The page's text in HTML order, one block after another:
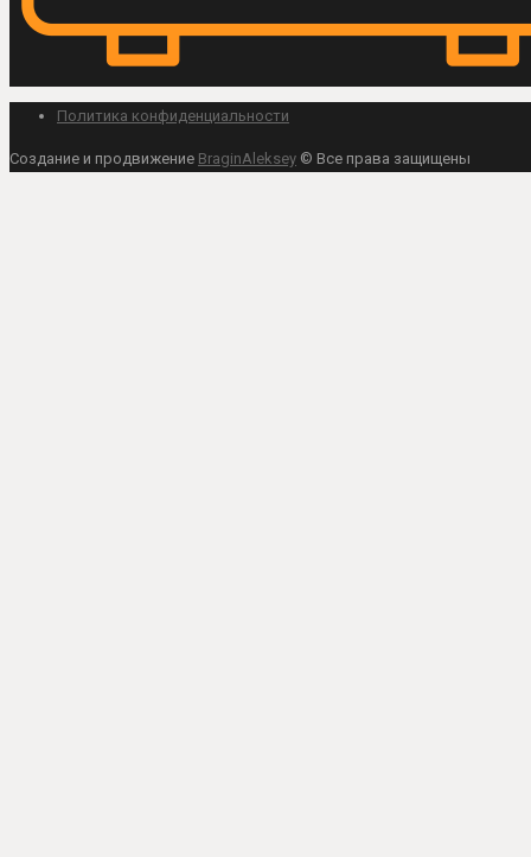
Политика конфиденциальности
Создание и продвижение BraginAleksey © Все права защищены